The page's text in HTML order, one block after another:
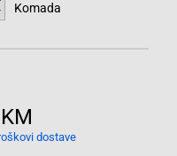
Komada
dostave